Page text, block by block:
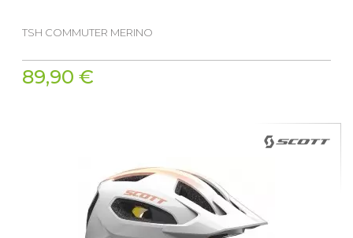
TSH COMMUTER MERINO
89,90 €